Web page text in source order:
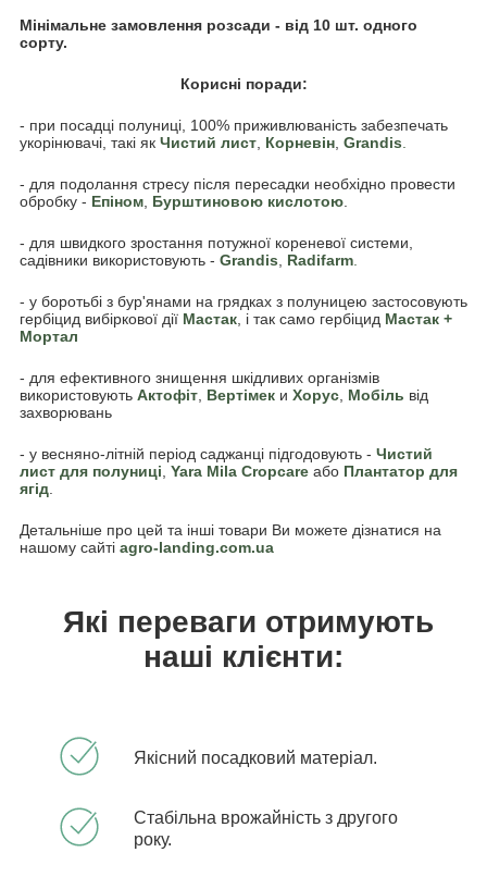
Мінімальне замовлення розсади - від 10 шт. одного
сорту.
Корисні поради:
- при посадці полуниці, 100% приживлюваність забезпечать
укорінювачі, такі як Чистий лист Корневін Grandis
- для подолання стресу після пересадки необхідно провести
обробку - Епіном Бурштиновою кислотою
- для швидкого зростання потужної кореневої системи,
садівники використовують - Grandis Radifarm
- у боротьбі з бур'янами на грядках з полуницею застосовують
гербіцид вибіркової дії Мастак , і так само гербіцид Мастак +
Мортал
- для ефективного знищення шкідливих організмів
використовують Актофіт Вертімек и Хорус Мобіль від
захворювань
- у весняно-літній період саджанці підгодовують - Чистий
лист для полуниці Yara Mila Cropcare або Плантатор для
ягід
Детальніше про цей та інші товари Ви можете дізнатися на
нашому сайті agro-landing.com.ua
Які переваги отримують
наші клієнти:
Якісний посадковий матеріал.
Стабільна врожайність з другого
року.